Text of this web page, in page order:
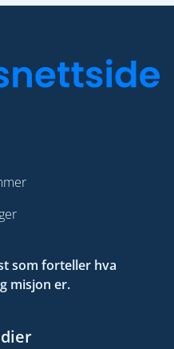
som forteller hva
misjon er.